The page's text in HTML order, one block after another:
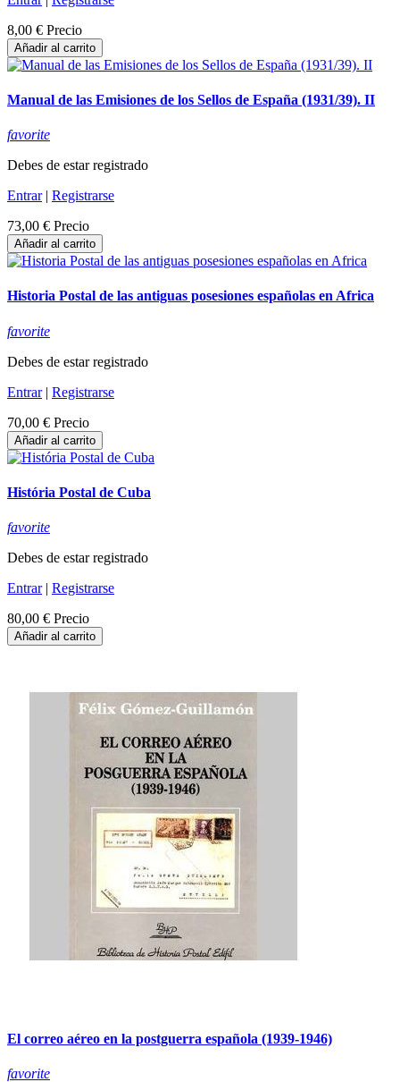
8,00 € Precio
Añadir al carrito
Manual de las Emisiones de los Sellos de España (1931/39). II
favorite
Debes de estar registrado
Entrar| Registrarse
73,00 € Precio
Añadir al carrito
Historia Postal de las antiguas posesiones españolas en Africa
favorite
Debes de estar registrado
Entrar| Registrarse
70,00 € Precio
Añadir al carrito
História Postal de Cuba
favorite
Debes de estar registrado
Entrar| Registrarse
80,00 € Precio
Añadir al carrito
El correo aéreo en la postguerra española (1939-1946)
favorite